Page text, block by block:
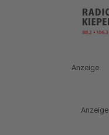
Anzeige
Anzeige